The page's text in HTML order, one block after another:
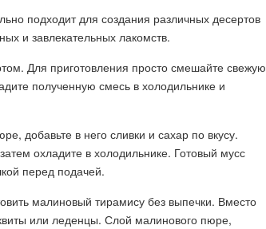
подходит для создания различных десертов
и завлекательных лакомств.
Для приготовления просто смешайте свежую
полученную смесь в холодильнике и
добавьте в него сливки и сахар по вкусу.
охладите в холодильнике. Готовый мусс
перед подачей.
малиновый тирамису без выпечки. Вместо
или леденцы. Слой малинового пюре,